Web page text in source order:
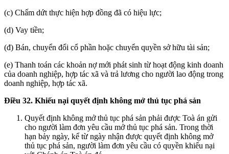
(c) Chấm dứt thực hiện hợp đồng đã có hiệu lực;
(d) Vay tiền;
(đ) Bán, chuyển đổi cổ phần hoặc chuyển quyền sở hữu tài sản;
(e) Thanh toán các khoản nợ mới phát sinh từ hoạt động kinh doanh
của doanh nghiệp, hợp tác xã và trả lương cho người lao động trong
doanh nghiệp, hợp tác xã.
Điều 32. Khiếu nại quyết định không mở thủ tục phá sản
Quyết định không mở thủ tục phá sản phải được Toà án gửi
cho người làm đơn yêu cầu mở thủ tục phá sản. Trong thời
hạn bảy ngày, kể từ ngày nhận được quyết định không mở
thủ tục phá sản, người làm đơn yêu cầu có quyền khiếu nại